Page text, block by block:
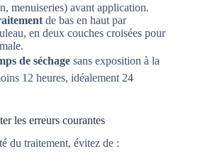
menuiseries) avant application.
de bas en haut par
en deux couches croisées pour
de séchage sans exposition à la
12 heures, idéalement 24
les erreurs courantes
du traitement, évitez de :